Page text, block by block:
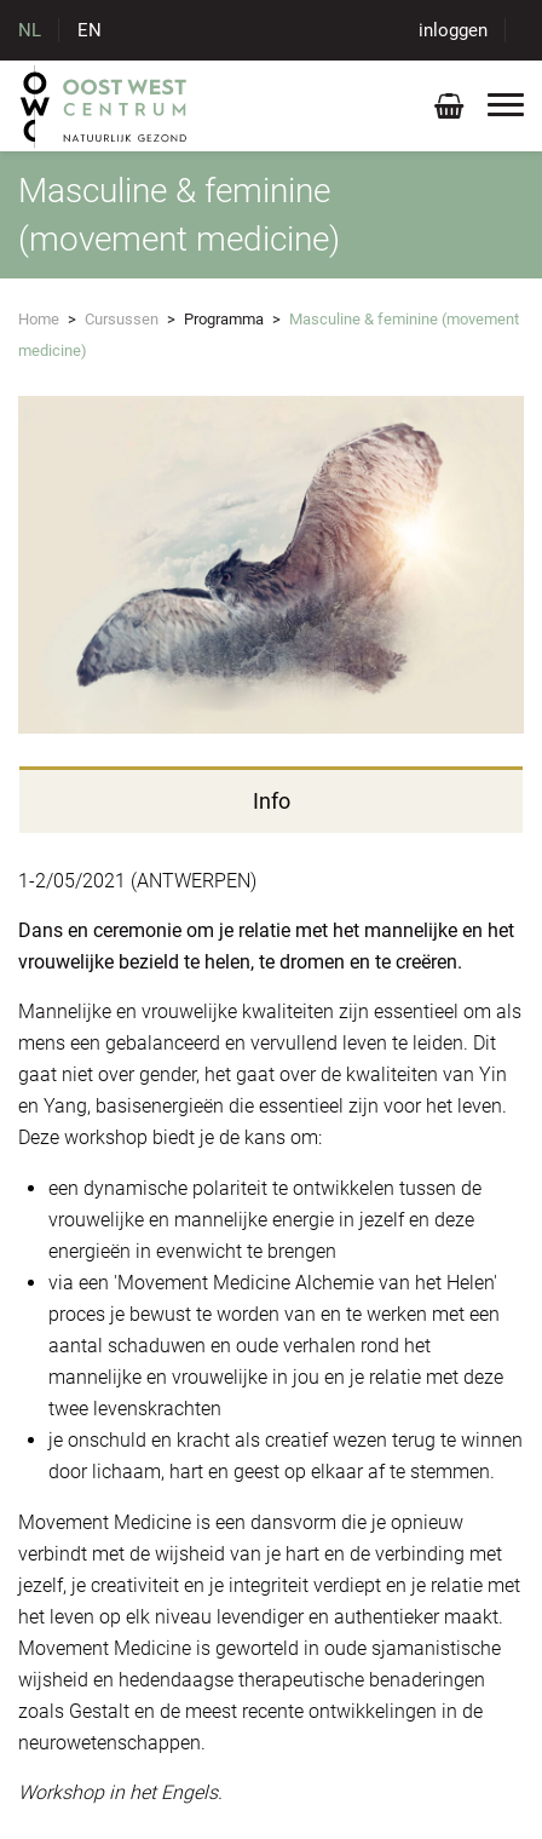
NL EN inloggen
Masculine & feminine
(movement medicine)
Home > Cursussen > Programma > Masculine & feminine (movement
medicine)
Info
1-2/05/2021 (ANTWERPEN)
Dans en ceremonie om je relatie met het mannelijke en het
vrouwelijke bezield te helen, te dromen en te creëren.
Mannelijke en vrouwelijke kwaliteiten zijn essentieel om als
mens een gebalanceerd en vervullend leven te leiden. Dit
gaat niet over gender, het gaat over de kwaliteiten van Yin
en Yang, basisenergieën die essentieel zijn voor het leven.
Deze workshop biedt je de kans om:
een dynamische polariteit te ontwikkelen tussen de
vrouwelijke en mannelijke energie in jezelf en deze
energieën in evenwicht te brengen
via een 'Movement Medicine Alchemie van het Helen'
proces je bewust te worden van en te werken met een
aantal schaduwen en oude verhalen rond het
mannelijke en vrouwelijke in jou en je relatie met deze
twee levenskrachten
je onschuld en kracht als creatief wezen terug te winnen
door lichaam, hart en geest op elkaar af te stemmen.
Movement Medicine is een dansvorm die je opnieuw
verbindt met de wijsheid van je hart en de verbinding met
jezelf, je creativiteit en je integriteit verdiept en je relatie met
het leven op elk niveau levendiger en authentieker maakt.
Movement Medicine is geworteld in oude sjamanistische
wijsheid en hedendaagse therapeutische benaderingen
zoals Gestalt en de meest recente ontwikkelingen in de
neurowetenschappen.
Workshop in het Engels.